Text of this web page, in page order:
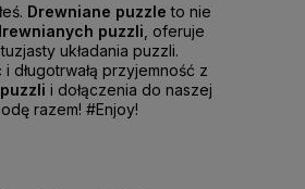
Drewniane puzzle to nie
puzzli , oferuje
układania puzzli.
przyjemność z
i dołączenia do naszej
razem! #Enjoy!